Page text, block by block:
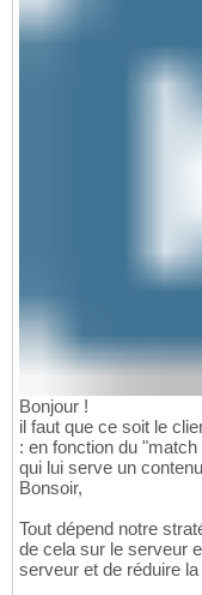
Bonjour !
il faut que ce soit le
: en fonction du
qui lui serve un
Bonsoir,
Tout dépend notre
de cela sur le serveur
serveur et de réduire